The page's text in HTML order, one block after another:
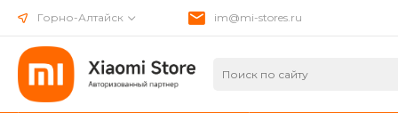
Горно-Алтайск im@mi-stores.ru